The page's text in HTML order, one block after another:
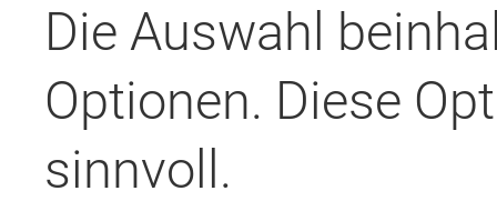
Die Auswahl
Optionen. Diese
sinnvoll.